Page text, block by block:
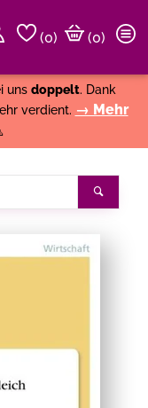
(0)
(0)
uns doppelt. Dank
verdient. → Mehr